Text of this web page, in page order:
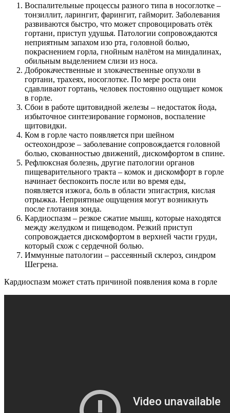
Воспалительные процессы разного типа в носоглотке –
тонзиллит, ларингит, фарингит, гайморит. Заболевания
развиваются быстро, что может спровоцировать отёк
гортани, приступ удушья. Патологии сопровождаются
неприятным запахом изо рта, головной болью,
покраснением горла, гнойным налётом на миндалинах,
обильным выделением слизи из носа.
Доброкачественные и злокачественные опухоли в
гортани, трахеях, носоглотке. По мере роста они
сдавливают гортань, человек постоянно ощущает комок
в горле.
Сбои в работе щитовидной железы – недостаток йода,
избыточное синтезирование гормонов, воспаление
щитовидки.
Ком в горле часто появляется при шейном
остеохондрозе – заболевание сопровождается головной
болью, скованностью движений, дискомфортом в спине.
Рефлюксная болезнь, другие патологии органов
пищеварительного тракта – комок и дискомфорт в горле
начинает беспокоить после или во время еды,
появляется изжога, боль в области эпигастрия, кислая
отрыжка. Неприятные ощущения могут возникнуть
после глотания зонда.
Кардиоспазм – резкое сжатие мышц, которые находятся
между желудком и пищеводом. Резкий приступ
сопровождается дискомфортом в верхней части груди,
который схож с сердечной болью.
Иммунные патологии – рассеянный склероз, синдром
Шегрена.
Кардиоспазм может стать причиной появления кома в горле